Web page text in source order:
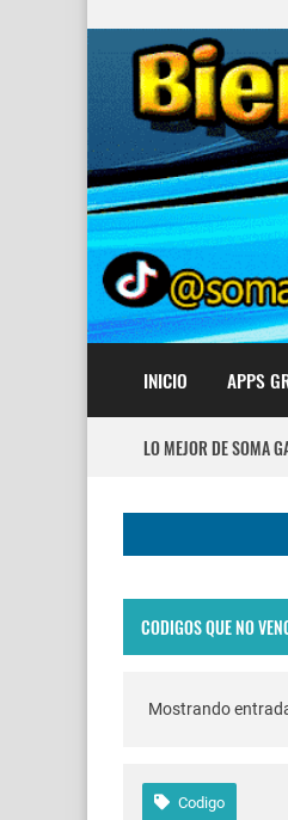
INICIO APPS
LO MEJOR DE SOMA
CODIGOS QUE NO
Mostrando
Codigo